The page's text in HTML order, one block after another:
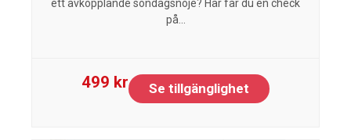
ett avkopplande söndagsnöje? Här får du en check
på...
499 kr Se tillgänglighet